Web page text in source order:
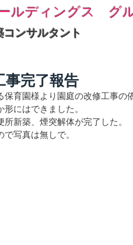
ルディングス グ
ンサルタント
事完了報告
保育園様より園庭の改修工事の
にはできました。
新築、煙突解体が完了した。
写真は無しで。